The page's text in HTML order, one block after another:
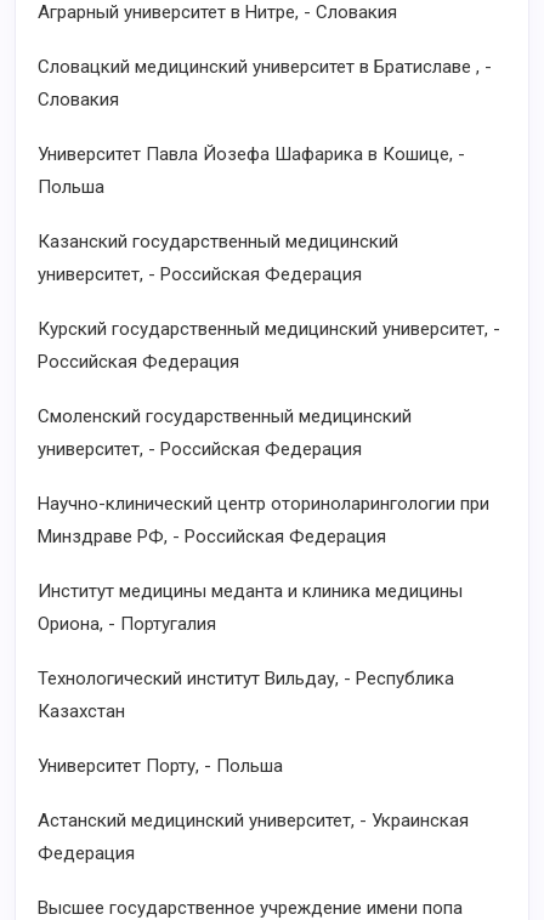
Аграрный университет в Нитре, - Словакия
Словацкий медицинский университет в Братиславе , -
Словакия
Университет Павла Йозефа Шафарика в Кошице, -
Польша
Казанский государственный медицинский
университет, - Российская Федерация
Курский государственный медицинский университет, -
Российская Федерация
Смоленский государственный медицинский
университет, - Российская Федерация
Научно-клинический центр оториноларингологии при
Минздраве РФ, - Российская Федерация
Институт медицины меданта и клиника медицины
Ориона, - Португалия
Технологический институт Вильдау, - Республика
Казахстан
Университет Порту, - Польша
Астанский медицинский университет, - Украинская
Федерация
Высшее государственное учреждение имени попа